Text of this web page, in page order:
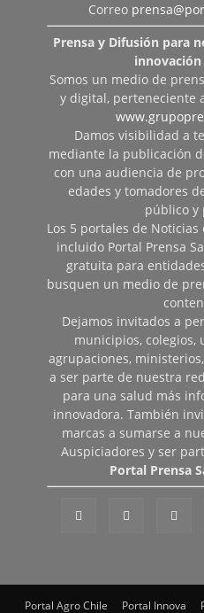
Correo
Prensa y Difusión para
innovación
Somos un medio de
y digital, perteneciente
Damos visibilidad a
mediante la publicación
con una audiencia de
edades y tomadores
público y
Los 5 portales de Noticias
incluido Portal Prensa
gratuita para
busquen un medio de
Dejamos invitados a
municipios, colegios,
agrupaciones,
a ser parte de nuestra
para una salud más
innovadora. También
marcas a sumarse a
Auspiciadores y ser
Portal Prensa
Portal Agro Chile Portal Innova